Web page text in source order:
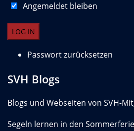
Angemeldet bleiben
Passwort zurücksetzen
SVH Blogs
Blogs und Webseiten von SVH-
Segeln lernen in den